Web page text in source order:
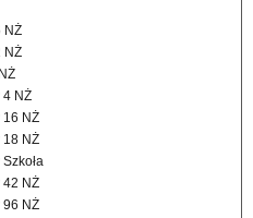
NŻ
NŻ
4 NŻ
16 NŻ
18 NŻ
42 NŻ
96 NŻ